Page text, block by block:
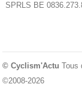
SPRLS BE
© Cyclism'Actu Tous
©2008-2026